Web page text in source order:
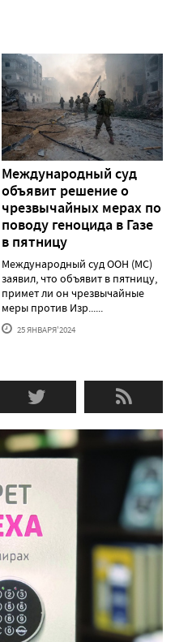
Международный суд
объявит решение о
чрезвычайных мерах по
поводу геноцида в Газе
в пятницу
Международный суд ООН (МС)
заявил, что объявит в пятницу,
примет ли он чрезвычайные
меры против Изр......
25 ЯНВАРЯ'2024